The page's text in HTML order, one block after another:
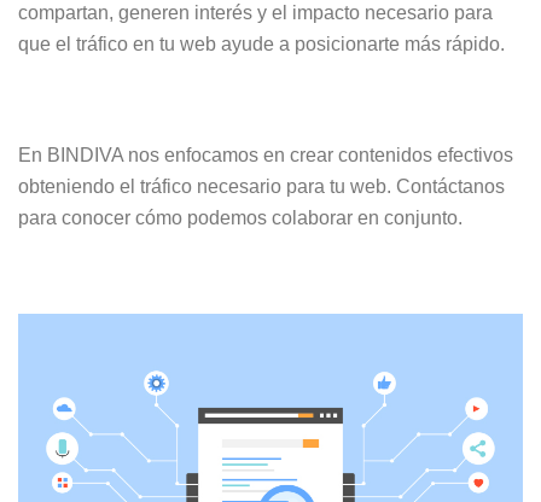
compartan, generen interés y el impacto necesario para
que el tráfico en tu web ayude a posicionarte más rápido.
En BINDIVA nos enfocamos en crear contenidos efectivos
obteniendo el tráfico necesario para tu web. Contáctanos
para conocer cómo podemos colaborar en conjunto.